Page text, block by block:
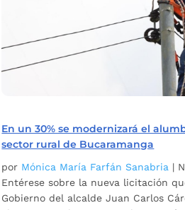
En un 30% se modernizará el
sector rural de Bucaramanga
por Mónica María Farfán Sanabria |
Entérese sobre la nueva licitación
Gobierno del alcalde Juan Carlos